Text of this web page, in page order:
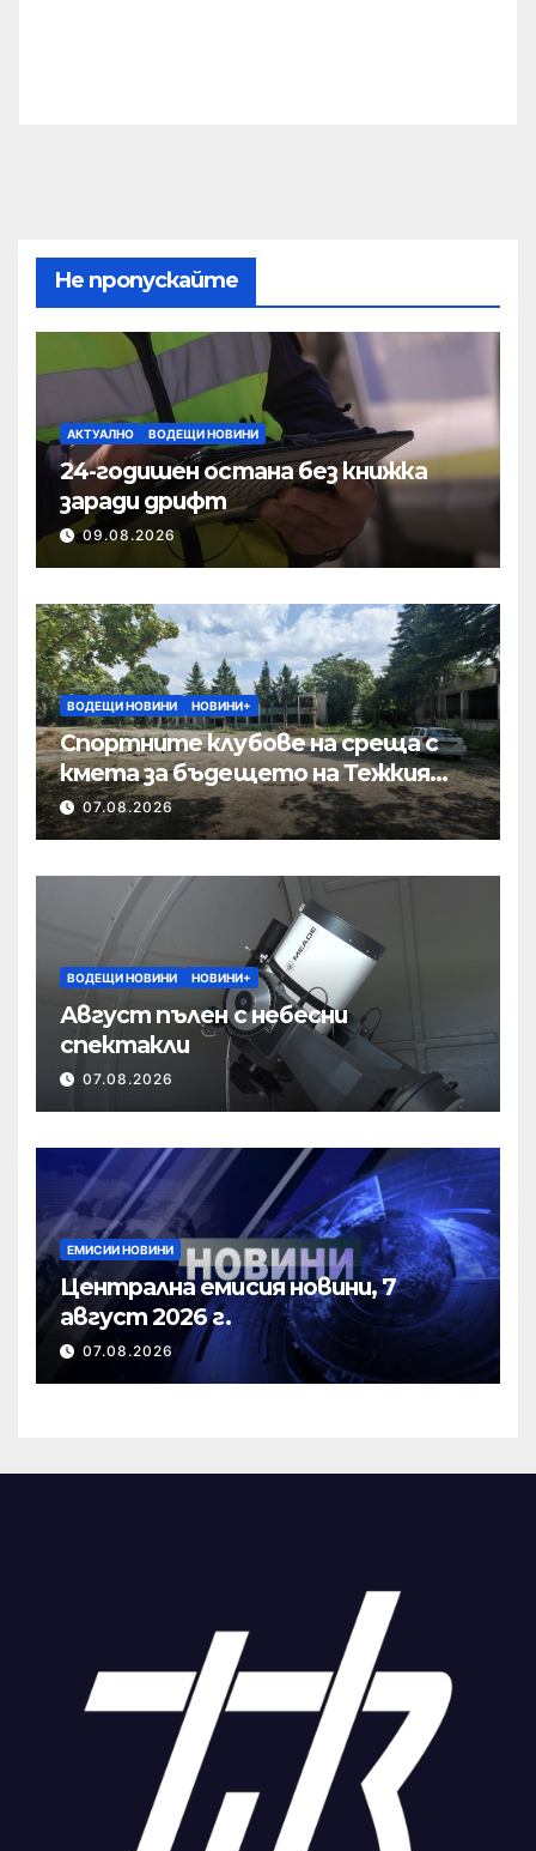
Не пропускайте
АКТУАЛНО ВОДЕЩИ НОВИНИ
24-годишен остана без книжка
заради дрифт
09.08.2026
ВОДЕЩИ НОВИНИ НОВИНИ+
Спортните клубове на среща с
кмета за бъдещето на Тежкия
полк
07.08.2026
ВОДЕЩИ НОВИНИ НОВИНИ+
Август пълен с небесни
спектакли
07.08.2026
ЕМИСИИ НОВИНИ
Централна емисия новини, 7
август 2026 г.
07.08.2026